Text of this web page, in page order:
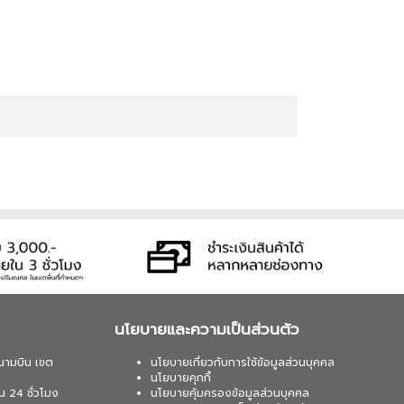
มบิน เขต
24 ชั่วโมง
นโยบายและความเป็นส่วนตัว
นโยบายเกี่ยวกับการใช้ข้อมูลส่วนบุคคล
นโยบายคุกกี้
นโยบายคุ้มครองข้อมูลส่วนบุคคล